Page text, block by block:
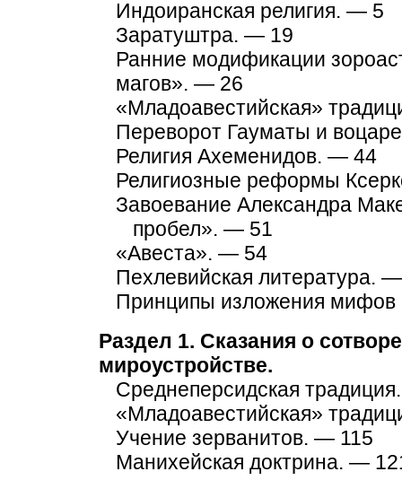
Индоиранская религия. — 5
Заратуштра. — 19
Ранние модификации
магов». — 26
«Младоавестийская»
Переворот Гауматы и
Религия Ахеменидов. — 44
Религиозные реформы
Завоевание Александра
пробел». — 51
«Авеста». — 54
Пехлевийская литература.
Принципы изложения
Раздел 1. Сказания о
мироустройстве.
Среднеперсидская
«Младоавестийская»
Учение зерванитов. — 115
Манихейская доктрина. —